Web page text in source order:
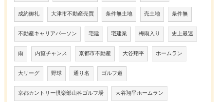
成約御礼 大津市不動産売買 条件無土地 売土地 条件無
不動産キャリアパーソン 宅建 宅建業 梅雨入り 史上最速
雨 内覧チャンス 京都市不動産 大谷翔平 ホームラン
大リーグ 野球 通り名 ゴルフ道
京都カントリー倶楽部山科ゴルフ場 大谷翔平ホームラン